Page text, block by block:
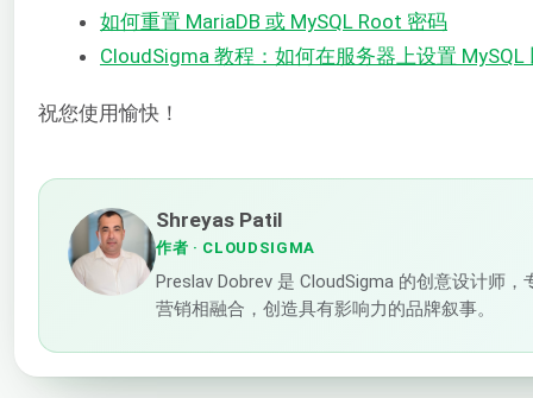
如何重置 MariaDB 或 MySQL Root 密码
CloudSigma 教程：如何在服务器上设置 MySQL
祝您使用愉快！
Shreyas Patil
作者 · CLOUDSIGMA
Preslav Dobrev 是 CloudSigma 的创意设计师
营销相融合，创造具有影响力的品牌叙事。